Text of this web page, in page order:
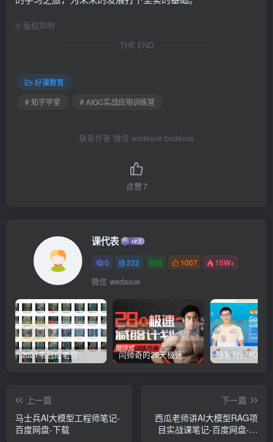
© 版权声明
THE END
好课教育
# 知乎学堂
# AIGC实战应用训练营
联系作者 微信 wedaxue bedaxue
点赞7
课代表
0 222 0 1007 15W+
微信 wedaxue
2021韦冠成老师：韦氏天星风水《秘传二十四山吉凶占断要法》 – 百度云盘 – 下载 闫帅奇的28天极速减脂计划 – 网盘分享 – 下载
上一篇
马士兵AI大模型工程师笔记-
百度网盘-下载
下一篇
西瓜老师讲AI大模型RAG项
目实战课笔记-百度网盘-下